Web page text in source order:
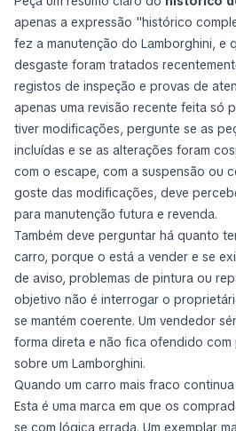
apenas a expressão "histórico
fez a manutenção do Lamborghini, e
desgaste foram tratados
registos de inspeção e provas de
apenas uma revisão recente feita só
tiver modificações, pergunte se as
incluídas e se as alterações foram
com o escape, com a suspensão ou
goste das modificações, deve
para manutenção futura e revenda.
Também deve perguntar há quanto
carro, porque o está a vender e se
de aviso, problemas de pintura ou
objetivo não é interrogar o
se mantém coerente. Um vendedor
forma direta e não fica ofendido com
sobre um Lamborghini.
Quando um carro mais fraco
Esta é uma marca em que os
se com lógica errada. Um exemplar